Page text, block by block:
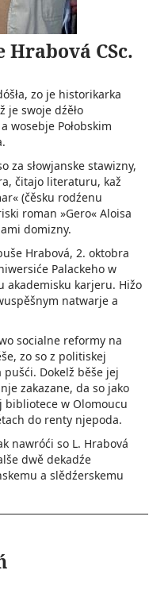
Hrabová CSc.
zo je historikarka
je swoje dźěło
wosebje Połobskim
za słowjanske stawizny,
čitajo literaturu, kaž
(čěsku rodźenu
roman »Gero« Aloisa
domizny.
Hrabová, 2. oktobra
Palackeho w
akademisku karjeru. Hižo
natwarje a
socialne reformy na
zo so z politiskej
Dokelž běše jej
zakazane, da so jako
bibliotece w Olomoucu
do renty njepoda.
nawróći so L. Hrabová
dwě dekadźe
a slědźerskemu